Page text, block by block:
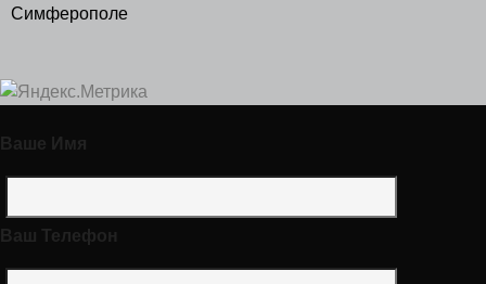
Симферополе
Ваше Имя
Ваш Телефон